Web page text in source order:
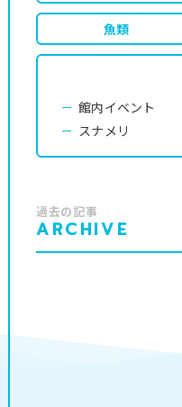
魚類
館内イベント
スナメリ
過去の記事
ARCHIVE